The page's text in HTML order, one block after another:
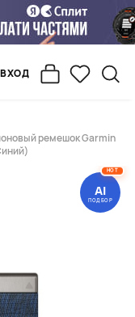
ВХОД
ремешок Garmin
HOT
AI
ПОДБОР